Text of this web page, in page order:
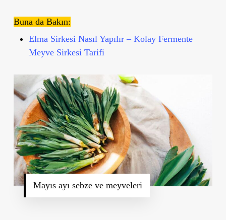
Buna da Bakın:
Elma Sirkesi Nasıl Yapılır – Kolay Fermente
Meyve Sirkesi Tarifi
Mayıs ayı sebze ve meyveleri